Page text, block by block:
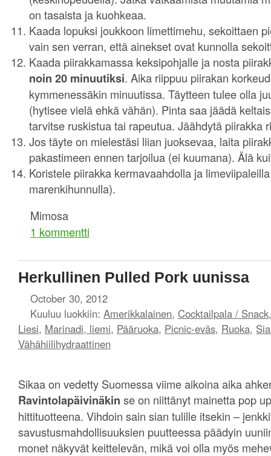
on tasaista ja kuohkeaa.
Kaada lopuksi joukkoon limettimehu, sekoittaen
vain sen verran, että ainekset ovat kunnolla
Kaada piirakkamassa keksipohjalle ja nosta
noin 20 minuutiksi. Aika riippuu piirakan
kymmenessäkin minuutissa. Täytteen tulee olla
(hytisee vielä ehkä vähän). Pinta saa jäädä
tarvitse ruskistua tai rapeutua. Jäähdytä piirakka
Jos täyte on mielestäsi liian juoksevaa, laita
pakastimeen ennen tarjoilua (ei kuumana). Älä
Koristele piirakka kermavaahdolla ja
marenkihunnulla).
Mimosa
1 kommentti
Herkullinen Pulled Pork uunissa
October 30, 2012
Kuuluu luokkiin: Amerikkalainen, Cocktailpala / Snack
Liesi, Marinadi, liemi, Pääruoka, Picnic-eväs, Ruoka,
Vähähiilihydraattinen
Sikaa on vedetty Suomessa viime aikoina aika
Ravintolapäivinäkin se on niittänyt mainetta pop
hittituotteena. Vihdoin sain sian tulille itsekin –
savustusmahdollisuuksien puutteessa päädyin
monet näkyvät keittelevän, mikä voi olla myös